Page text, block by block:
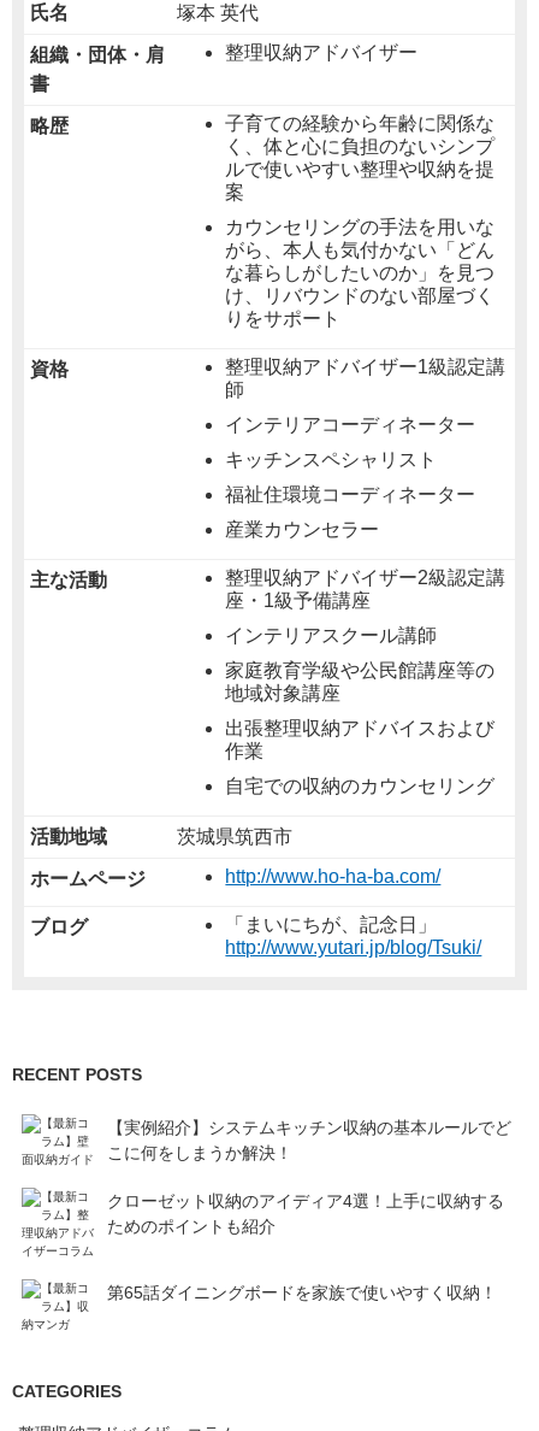
氏名 塚本 英代
組織・団体・肩
書
整理収納アドバイザー
略歴
子育ての経験から年齢に関係な
く、体と心に負担のないシンプ
ルで使いやすい整理や収納を提
案
カウンセリングの手法を用いな
がら、本人も気付かない「どん
な暮らしがしたいのか」を見つ
け、リバウンドのない部屋づく
りをサポート
資格
整理収納アドバイザー1級認定講
師
インテリアコーディネーター
キッチンスペシャリスト
福祉住環境コーディネーター
産業カウンセラー
主な活動
整理収納アドバイザー2級認定講
座・1級予備講座
インテリアスクール講師
家庭教育学級や公民館講座等の
地域対象講座
出張整理収納アドバイスおよび
作業
自宅での収納のカウンセリング
活動地域 茨城県筑西市
ホームページ http://www.ho-ha-ba.com/
ブログ
「まいにちが、記念日」
http://www.yutari.jp/blog/Tsuki/
RECENT POSTS
【実例紹介】システムキッチン収納の基本ルールでど
こに何をしまうか解決！
クローゼット収納のアイディア4選！上手に収納する
ためのポイントも紹介
第65話ダイニングボードを家族で使いやすく収納！
CATEGORIES